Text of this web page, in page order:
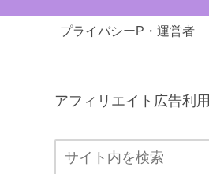
プライバシーP・運営者
アフィリエイト広告利用